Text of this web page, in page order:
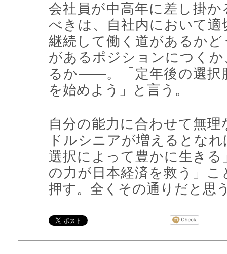
会社員が中高年に差し掛
べきは、自社内において
継続して働く道があるか
があるポジションにつく
るか――。「定年後の選択
を始めよう」と言う。
自分の能力に合わせて無
ドルシニアが増えるとな
選択によって豊かに生き
の力が日本経済を救う」
押す。全くその通りだと思